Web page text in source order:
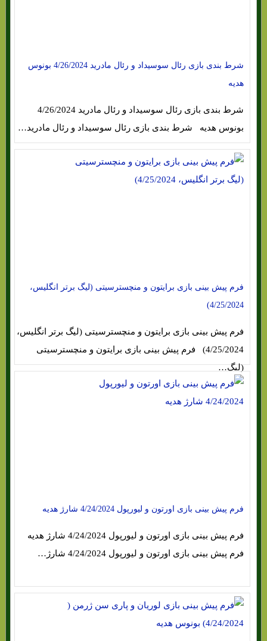
شرط بندی بازی رئال سوسیداد و رئال مادرید 4/26/2024 بونوس
هدیه
شرط بندی بازی رئال سوسیداد و رئال مادرید 4/26/2024
بونوس هدیه شرط بندی بازی رئال سوسیداد و رئال مادرید…
فرم پیش بینی بازی برایتون و منچسترسیتی (لیگ برتر انگلیس،
4/25/2024)
فرم پیش بینی بازی برایتون و منچسترسیتی (لیگ برتر انگلیس،
4/25/2024) فرم پیش بینی بازی برایتون و منچسترسیتی
(لیگ…
فرم پیش بینی بازی اورتون و لیورپول 4/24/2024 شارژ هدیه
فرم پیش بینی بازی اورتون و لیورپول 4/24/2024 شارژ هدیه
فرم پیش بینی بازی اورتون و لیورپول 4/24/2024 شارژ…